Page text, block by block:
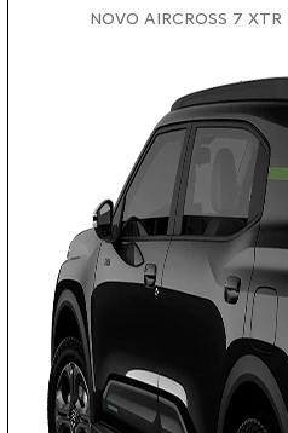
NOVO AIRCROSS 7